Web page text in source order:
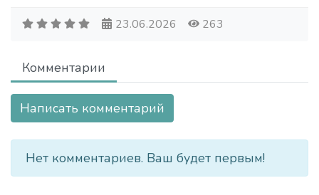
23.06.2026 263
Комментарии
Написать комментарий
Нет комментариев. Ваш будет первым!